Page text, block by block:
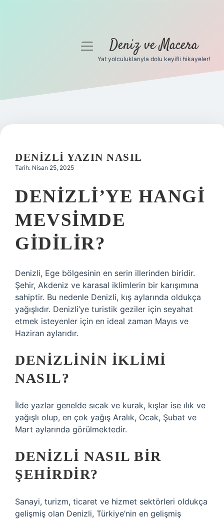
Gizlilik Politikası
Yasal Uyarı
menüyüDeniz ve Macera
Yat yolculuklarıyla dolu keyifli hikayeler!
DENIZLI YAZIN NASIL
Tarih: Nisan 25, 2025
DENIZLI’YE HANGI
MEVSIMDE
GIDILIR?
Denizli, Ege bölgesinin en serin illerinden biridir.
Şehir, Akdeniz ve karasal iklimlerin bir karışımına
sahiptir. Bu nedenle Denizli, kış aylarında oldukça
yağışlıdır. Denizli’ye turistik geziler için seyahat
etmek isteyenler için en ideal zaman Mayıs ve
Haziran aylarıdır.
DENIZLININ IKLIMI
NASIL?
İlde yazlar genelde sıcak ve kurak, kışlar ise ılık ve
yağışlı olup, en çok yağış Aralık, Ocak, Şubat ve
Mart aylarında görülmektedir.
DENIZLI NASIL BIR
ŞEHIRDIR?
Sanayi, turizm, ticaret ve hizmet sektörleri oldukça
gelişmiş olan Denizli, Türkiye’nin en gelişmiş